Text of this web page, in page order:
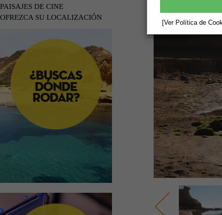
[Ver Política de
PAISAJES DE CINE
OFREZCA SU LOCALIZACIÓN